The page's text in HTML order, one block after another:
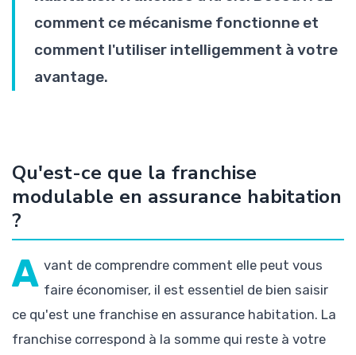
comment ce mécanisme fonctionne et
comment l'utiliser intelligemment à votre
avantage.
Qu'est-ce que la franchise
modulable en assurance habitation
?
A vant de comprendre comment elle peut vous
faire économiser, il est essentiel de bien saisir
ce qu'est une franchise en assurance habitation. La
franchise correspond à la somme qui reste à votre